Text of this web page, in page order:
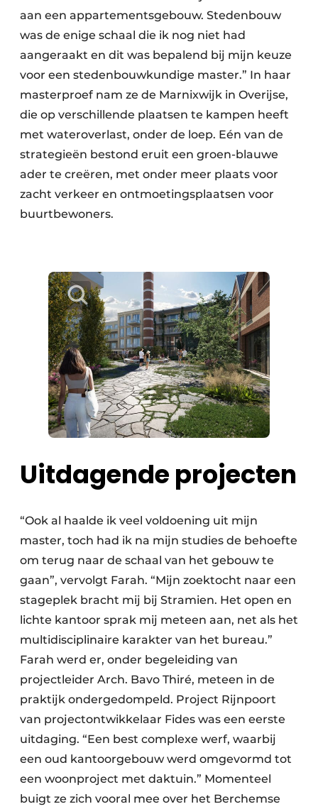
aan een appartementsgebouw. Stedenbouw
was de enige schaal die ik nog niet had
aangeraakt en dit was bepalend bij mijn keuze
voor een stedenbouwkundige master.” In haar
masterproef nam ze de Marnixwijk in Overijse,
die op verschillende plaatsen te kampen heeft
met wateroverlast, onder de loep. Eén van de
strategieën bestond eruit een groen-blauwe
ader te creëren, met onder meer plaats voor
zacht verkeer en ontmoetingsplaatsen voor
buurtbewoners.
Uitdagende projecten
“Ook al haalde ik veel voldoening uit mijn
master, toch had ik na mijn studies de behoefte
om terug naar de schaal van het gebouw te
gaan”, vervolgt Farah. “Mijn zoektocht naar een
stageplek bracht mij bij Stramien. Het open en
lichte kantoor sprak mij meteen aan, net als het
multidisciplinaire karakter van het bureau.”
Farah werd er, onder begeleiding van
projectleider Arch. Bavo Thiré, meteen in de
praktijk ondergedompeld. Project Rijnpoort
van projectontwikkelaar Fides was een eerste
uitdaging. “Een best complexe werf, waarbij
een oud kantoorgebouw werd omgevormd tot
een woonproject met daktuin.” Momenteel
buigt ze zich vooral mee over het Berchemse